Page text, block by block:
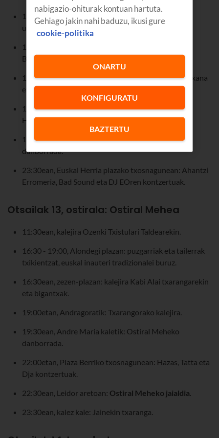
11:45ean, Plaza Zaharrean: Kabi Alairen pregoia
udaletxetik eta txupinazoa.
12:00etan, Pintxana eta Kabi Alai txarangak Plaza
Berritik eta Plaza Zaharretik.
16:30ean, zezen-plazan: Bigantxak eta kalejira Pintxana
eta Kabi Alai txarangekin.
16:45ean, kalejira Isabelita Guneraino (Alondegia).
Haurrentzako ikuskizuna.
19:30ean, Andre Maria kaletik: Aurrera KEren
danborrada.
23:30ean, Euskal Herria plazako txosnagunean: Ahantzi
Erromeria, Bad Sound eta DJ EOren kontzertuak.
Otsailak 13, ostirala: Ostiral Mehea
11:30ean, kalejira Ozenki Txistulari Taldearekin.
16:30 - 19:00, Alondegi plazan: puzgarriak eta tailerrak
txikientzat, euskal inauteri tradizionalei buruz.
16:30ean, zezen-plazan: kalejira Kabi Alai txarangarekin
eta bigantxak.
19:00etan, Andragoratik: Txarangorako kalejira.
19:30ean, Andre Maria kaletik: Ostiral Meheko
danborrada.
22:00etan, Plaza Berriko txosnagunean: Hazas, Tatta eta
Dja kontzertuak.
22:30ean, Leidor aretoan: Ostiral Meheko jaialdia.
23:30ean, kalez kale: Jainekin txaranga.
nabigazio-ohiturak kontuan hartuta.
Gehiago jakin nahi baduzu, ikusi gure
cookie-politika
KONFIGURATU
BAZTERTU
ONARTU